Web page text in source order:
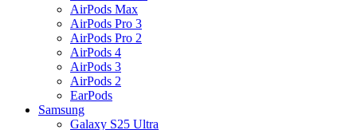
AirPods Max
AirPods Pro 3
AirPods Pro 2
AirPods 4
AirPods 3
AirPods 2
EarPods
Samsung
Galaxy S25 Ultra